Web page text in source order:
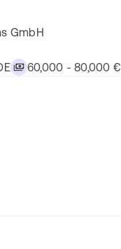
GmbH
60,000 - 80,000 €